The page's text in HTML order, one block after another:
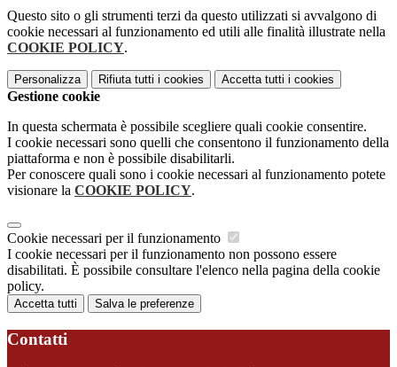
Questo sito o gli strumenti terzi da questo utilizzati si avvalgono di
cookie necessari al funzionamento ed utili alle finalità illustrate nella
COOKIE POLICY.
Personalizza Rifiuta tutti i cookies Accetta tutti i cookies
Gestione cookie
In questa schermata è possibile scegliere quali cookie consentire.
I cookie necessari sono quelli che consentono il funzionamento della
piattaforma e non è possibile disabilitarli.
Per conoscere quali sono i cookie necessari al funzionamento potete
visionare la COOKIE POLICY.
Cookie necessari per il funzionamento
I cookie necessari per il funzionamento non possono essere
disabilitati. È possibile consultare l'elenco nella pagina della cookie
policy.
Accetta tutti Salva le preferenze
Contatti